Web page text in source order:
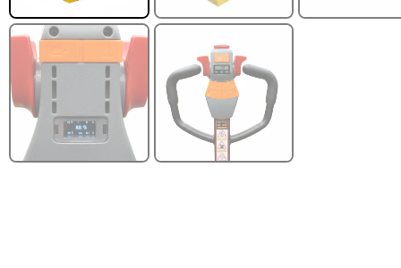
Diamantado 9
Estriado 9
Puzzle
Madera